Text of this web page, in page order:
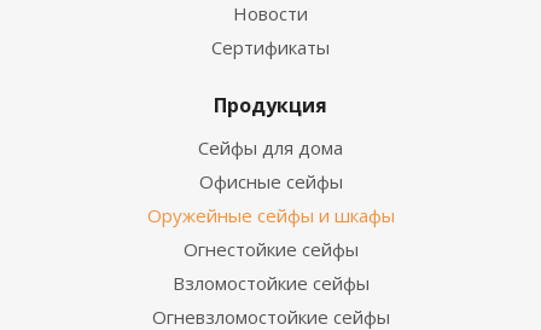
Новости
Сертификаты
Продукция
Сейфы для дома
Офисные сейфы
Оружейные сейфы и шкафы
Огнестойкие сейфы
Взломостойкие сейфы
Огневзломостойкие сейфы